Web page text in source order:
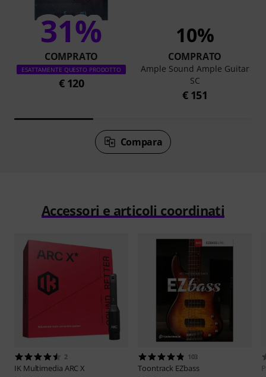
31%
COMPRATO
ESATTAMENTE QUESTO PRODOTTO
€ 120
10%
COMPRATO
Ample Sound Ample Guitar
SC
€ 151
Compara
Accessori e articoli coordinati
2
IK Multimedia ARC X
103
Toontrack EZbass